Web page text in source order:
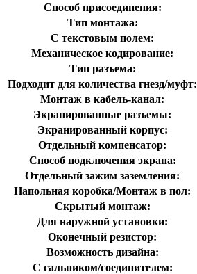
Способ присоединения:
Тип монтажа:
С текстовым полем:
Механическое кодирование:
Тип разъема:
Подходит для количества гнезд/муфт:
Монтаж в кабель-канал:
Экранированные разъемы:
Экранированный корпус:
Отдельный компенсатор:
Способ подключения экрана:
Отдельный зажим заземления:
Напольная коробка/Монтаж в пол:
Скрытый монтаж:
Для наружной установки:
Оконечный резистор:
Возможность дизайна:
С сальником/соединителем: